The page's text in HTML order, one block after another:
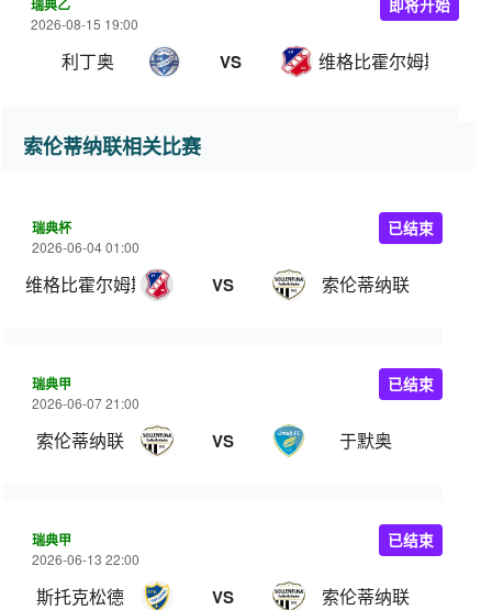
瑞典乙
2026-08-15 19:00
利丁奥 VS 维格比霍尔姆斯
即将开始
索伦蒂纳联相关比赛
瑞典杯
2026-06-04 01:00
维格比霍尔姆斯 VS 索伦蒂纳联
已结束
瑞典甲
2026-06-07 21:00
索伦蒂纳联 VS 于默奥
已结束
瑞典甲
2026-06-13 22:00
斯托克松德 VS 索伦蒂纳联
已结束